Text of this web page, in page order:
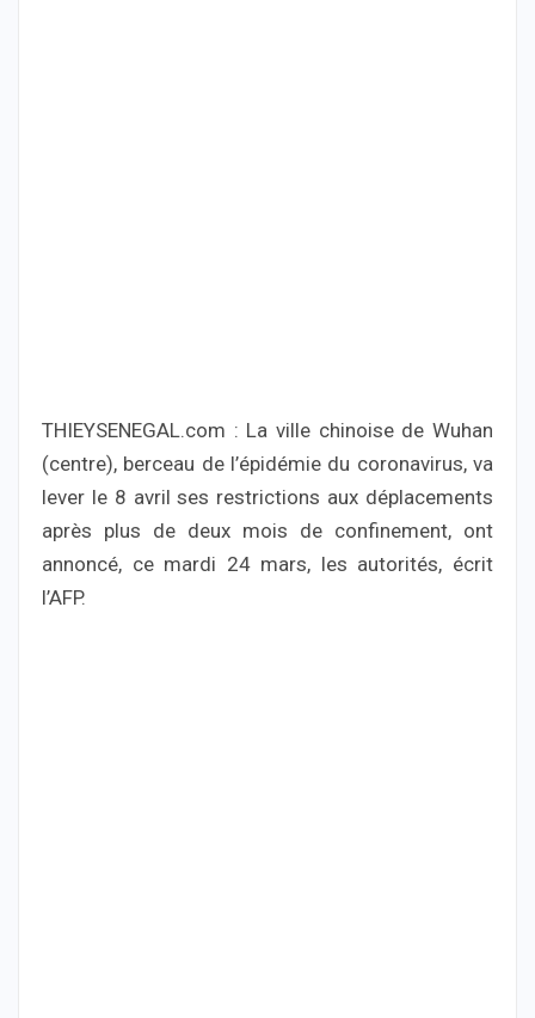
THIEYSENEGAL.com : La ville chinoise de Wuhan
(centre), berceau de l’épidémie du coronavirus, va
lever le 8 avril ses restrictions aux déplacements
après plus de deux mois de confinement, ont
annoncé, ce mardi 24 mars, les autorités, écrit
l’AFP.